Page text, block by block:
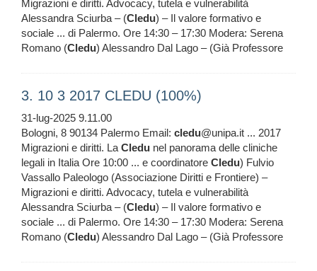
Migrazioni e diritti. Advocacy, tutela e vulnerabilità
Alessandra Sciurba – (Cledu) – Il valore formativo e
sociale ... di Palermo. Ore 14:30 – 17:30 Modera: Serena
Romano (Cledu) Alessandro Dal Lago – (Già Professore
3. 10 3 2017 CLEDU (100%)
31-lug-2025 9.11.00
Bologni, 8 90134 Palermo Email: cledu@unipa.it ... 2017
Migrazioni e diritti. LaCledu nel panorama delle cliniche
legali in Italia Ore 10:00 ... e coordinatore Cledu) Fulvio
Vassallo Paleologo (Associazione Diritti e Frontiere) –
Migrazioni e diritti. Advocacy, tutela e vulnerabilità
Alessandra Sciurba – (Cledu) – Il valore formativo e
sociale ... di Palermo. Ore 14:30 – 17:30 Modera: Serena
Romano (Cledu) Alessandro Dal Lago – (Già Professore